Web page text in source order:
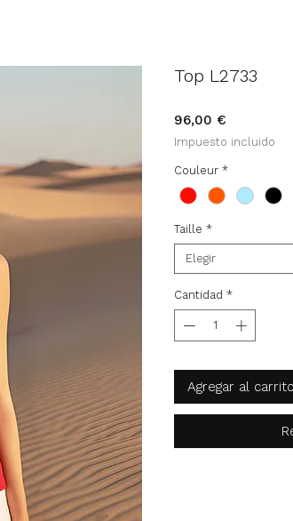
Top L2733
96,00 €
Impuesto incluido
Couleur *
Taille *
Elegir
Cantidad *
Agregar al carrito